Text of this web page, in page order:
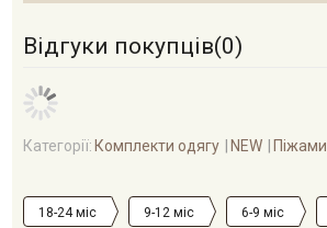
Відгуки покупців(0)
Категорії: Комплекти одягу NEW Піжами
18-24 міс 9-12 міс 6-9 міс